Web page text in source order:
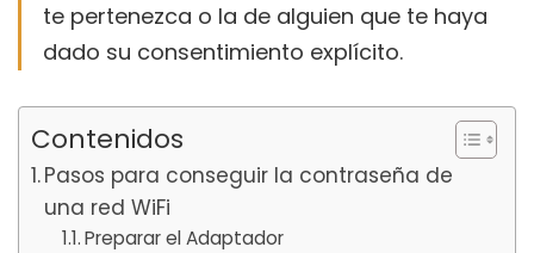
te pertenezca o la de alguien que te haya
dado su consentimiento explícito.
Contenidos
Pasos para conseguir la contraseña de
una red WiFi
Preparar el Adaptador